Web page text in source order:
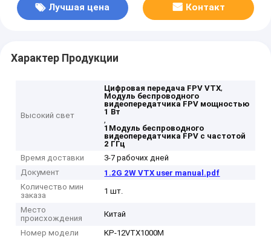
Лучшая цена Контакт
Характер Продукции
Высокий свет
Цифровая передача FPV VTX,
Модуль беспроводного
видеопередатчика FPV мощностью
1 Вт
,
1Модуль беспроводного
видеопередатчика FPV с частотой
2 ГГц
Время доставки
3-7 рабочих дней
Документ
1.2G 2W VTX user manual.pdf
Количество мин
заказа
1 шт.
Место
происхождения
Китай
Номер модели KP-12VTX1000M